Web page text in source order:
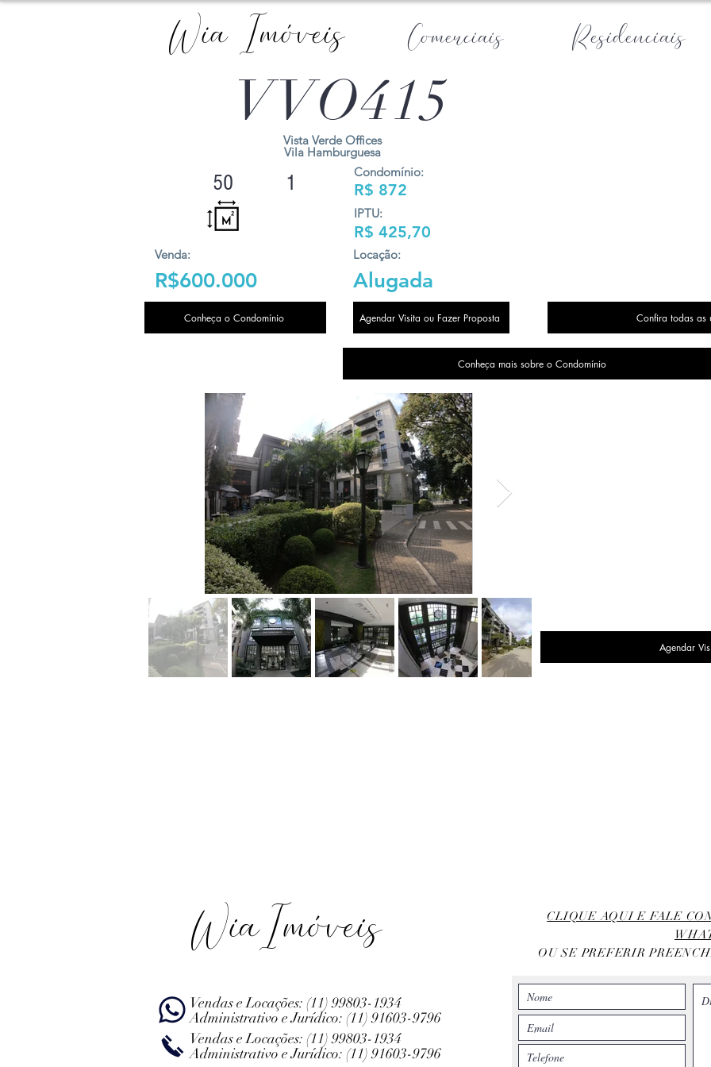
Wia Imóveis Comerciais Residenciais
VVO415
Vista Verde Offices
Vila Hamburguesa
50 1
Venda:
R$600.000
Conheça o Condomínio
Condomínio:
R$ 872
IPTU:
R$ 425,70
Locação:
Alugada
Agendar Visita ou Fazer Proposta Confira todas as
Conheça mais sobre o Condomínio
Agendar
WiaImóveis
Vendas e Locações: (11) 99803-1934
Administrativo e Jurídico: (11)91603-9796
Vendas e Locações: (11) 99803-1934
Administrativo e Jurídico: (11)91603-9796
CLIQUE AQUI E FALE
OU SE PREFERIR